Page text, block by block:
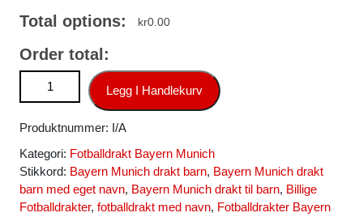
Total options: kr0.00
Order total:
Billige fotballdrakter Bayern Munich Michael Olise #17
Hjemmedrakt 2025-26 antall
Legg I Handlekurv
Produktnummer: I/A
Kategori: Fotballdrakt Bayern Munich
Stikkord: Bayern Munich drakt barn, Bayern Munich drakt
barn med eget navn, Bayern Munich drakt til barn, Billige
Fotballdrakter, fotballdrakt med navn, Fotballdrakter Bayern